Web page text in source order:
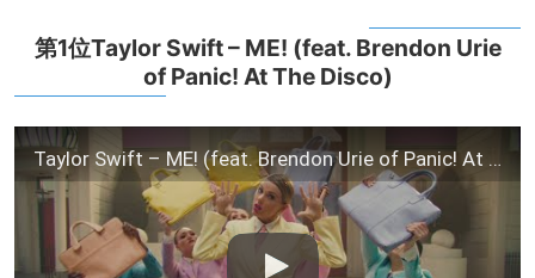
第1位Taylor Swift – ME! (feat. Brendon Urie
of Panic! At The Disco)
Taylor Swift – ME! (feat. Brendon Urie of Panic! At The Disco) ft. Brendon Urie